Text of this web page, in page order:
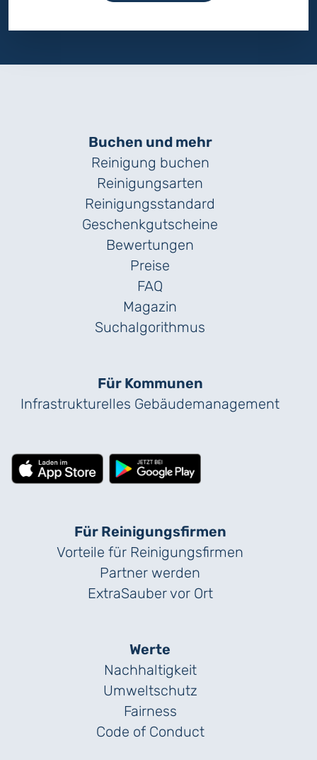
Buchen und mehr
Reinigung buchen
Reinigungsarten
Reinigungs­standard
Geschenk­gutscheine
Bewertungen
Preise
FAQ
Magazin
Suchalgorithmus
Für Kommunen
Infrastrukturelles Gebäude­management
Für Reinigungs­firmen
Vorteile für Reinigungs­firmen
Partner werden
ExtraSauber vor Ort
Werte
Nachhaltigkeit
Umweltschutz
Fairness
Code of Conduct